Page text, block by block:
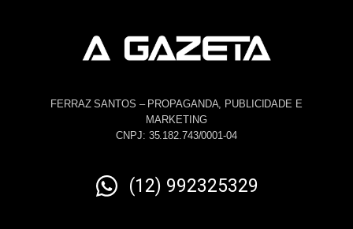
FERRAZ SANTOS – PROPAGANDA, PUBLICIDADE E
MARKETING
CNPJ: 35.182.743/0001-04
(12) 992325329